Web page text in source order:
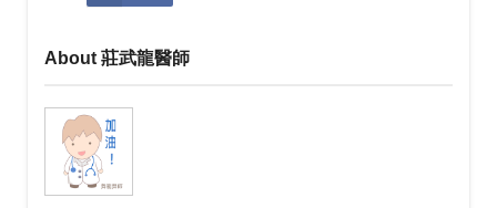
About 莊武龍醫師